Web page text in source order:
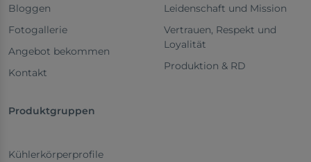
Bloggen
Fotogallerie
Angebot bekommen
Kontakt
Leidenschaft und Mission
Vertrauen, Respekt und
Loyalität
Produktion & RD
Produktgruppen
Kühlerkörperprofile